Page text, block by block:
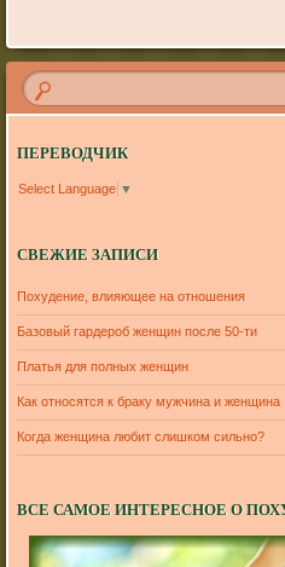
ПЕРЕВОДЧИК
Select Language ▼
СВЕЖИЕ ЗАПИСИ
Похудение, влияющее на отношения
Базовый гардероб женщин после 50-ти
Платья для полных женщин
Как относятся к браку мужчина и женщина
Когда женщина любит слишком сильно?
ВСЕ САМОЕ ИНТЕРЕСНОЕ О